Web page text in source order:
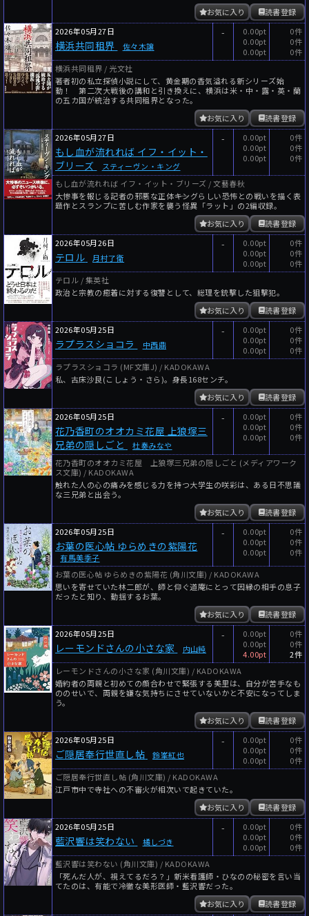
読書登録
お気に入り
2026年05月27日
横浜共同租界 佐々木譲
-
0.00pt
0.00pt
0.00pt
0件
0件
0件
横浜共同租界 / 光文社
著者初の私立探偵小説にして、黄金期の香気溢れる新シリーズ始
動！ 第二次大戦後の講和と引き換えに、横浜は米・中・露・英・蘭
の五カ国が統治する共同租界となった。
読書登録
お気に入り
2026年05月27日
もし血が流れれば イフ・イット・
ブリーズ
スティーヴン・キング
-
0.00pt
0.00pt
0.00pt
0件
0件
0件
もし血が流れれば イフ・イット・ブリーズ / 文藝春秋
大惨事を報じる記者の邪悪な正体――キングらしい恐怖との戦いを描く表
題作とスランプに苦しむ作家を襲う怪異「ラット」の2編収録。
読書登録
お気に入り
2026年05月26日
テロル 月村了衛
-
0.00pt
0.00pt
0.00pt
0件
0件
0件
テロル / 集英社
政治と宗教の癒着に対する復讐として、総理を銃撃した狙撃犯。
読書登録
お気に入り
2026年05月25日
ラプラスショコラ 中西鼎
-
0.00pt
0.00pt
0.00pt
0件
0件
0件
ラプラスショコラ (MF文庫J) / KADOKAWA
私、古床沙良(こしょう・さら)。身長168センチ。
読書登録
お気に入り
2026年05月25日
花乃香町のオオカミ花屋 上狼塚三
兄弟の隠しごと
杜奏みなや
-
0.00pt
0.00pt
0.00pt
0件
0件
0件
花乃香町のオオカミ花屋 上狼塚三兄弟の隠しごと (メディアワーク
ス文庫) / KADOKAWA
触れた人の心の痛みを感じる力を持つ大学生の咲彩は、ある日不思議
な三兄弟と出会う。
読書登録
お気に入り
2026年05月25日
お葉の医心帖 ゆらめきの紫陽花
有馬美季子
-
0.00pt
0.00pt
0.00pt
0件
0件
0件
お葉の医心帖 ゆらめきの紫陽花 (角川文庫) / KADOKAWA
思いを寄せていた林二郎が、師と仰ぐ道庵にとって因縁の相手の息子
だったと知り、動揺するお葉。
読書登録
お気に入り
2026年05月25日
レーモンドさんの小さな家 内山純
-
0.00pt
0.00pt
4.00pt
0件
0件
2件
レーモンドさんの小さな家 (角川文庫) / KADOKAWA
婚約者の両親と初めての顔合わせで緊張する美里は、自分が苦手なも
ののせいで、両親を嫌な気持ちにさせていないかと不安になってしま
う。
読書登録
お気に入り
2026年05月25日
ご隠居奉行世直し帖 鈴峯紅也
-
0.00pt
0.00pt
0.00pt
0件
0件
0件
ご隠居奉行世直し帖 (角川文庫) / KADOKAWA
江戸市中で寺社への不審火が相次いで起きていた。
読書登録
お気に入り
2026年05月25日
藍沢響は笑わない 橘しづき
-
0.00pt
0.00pt
0.00pt
0件
0件
0件
藍沢響は笑わない (角川文庫) / KADOKAWA
「死んだ人が、視えてるだろ？」新米看護師・ひなのの秘密を言い当
てたのは、有能で冷徹な美形医師・藍沢響だった。
読書登録
お気に入り